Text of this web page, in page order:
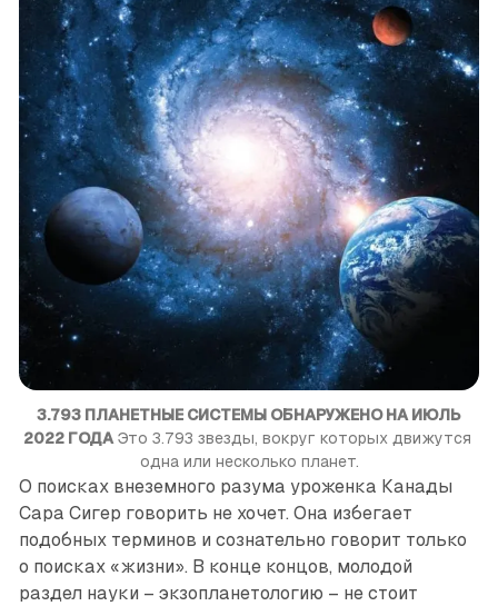
3.793 ПЛАНЕТНЫЕ СИСТЕМЫ ОБНАРУЖЕНО НА ИЮЛЬ
2022 ГОДА Это 3.793 звезды, вокруг которых движутся
одна или несколько планет.
О поисках внеземного разума уроженка Канады
Сара Сигер говорить не хочет. Она избегает
подобных терминов и сознательно говорит только
о поисках «жизни». В конце концов, молодой
раздел науки – экзопланетологию – не стоит